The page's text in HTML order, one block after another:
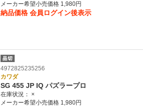
メーカー希望小売価格 1,980円
納品価格 会員ログイン後表示
4972825235256
カワダ
SG 455 JP IQ パズラープロ
在庫状況：
×
メーカー希望小売価格 1,980円